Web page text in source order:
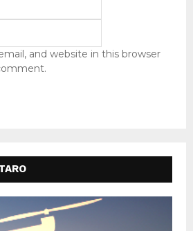
and website in this browser